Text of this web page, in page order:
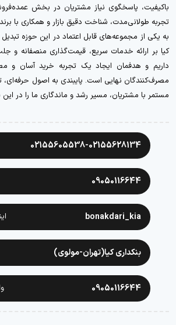
باکیفیت، پاسخگوی نیاز مشتریان در بخش
تجربه طولانی‌مدت، شناخت دقیق بازار و همکاری با
به یکی از مجموعه‌های قابل اعتماد در این حوزه
کیا بر ارائه خدمات سریع، قیمت‌گذاری منصفانه و
داریم و هدفمان ایجاد یک تجربه خرید آسان و
مصرف‌کنندگان نهایی است. پایبندی به اصول
مستمر با مشتریان، مسیر رشد و ماندگاری ما را در
02155605538-02155628134
09050116644
bonakdari_kia
بنکداری کیا(تهران-مولوی)
09050116644